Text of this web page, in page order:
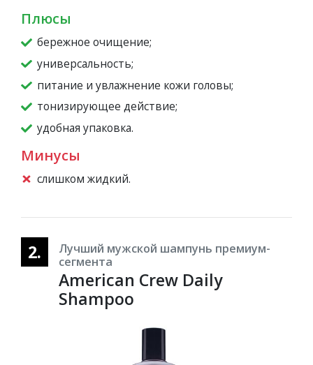
Плюсы
бережное очищение;
универсальность;
питание и увлажнение кожи головы;
тонизирующее действие;
удобная упаковка.
Минусы
слишком жидкий.
2.
Лучший мужской шампунь премиум-
сегмента
American Crew Daily
Shampoo